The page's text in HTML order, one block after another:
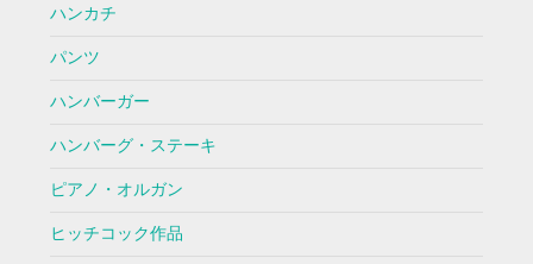
ハンカチ
パンツ
ハンバーガー
ハンバーグ・ステーキ
ピアノ・オルガン
ヒッチコック作品